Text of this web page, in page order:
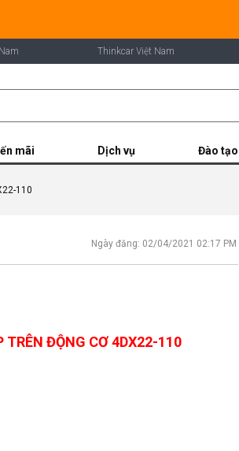
Thinkcar Việt Nam
mãi Dịch vụ Đào tạo
110
Ngày đăng: 02/04/2021 02:17 PM
TRÊN ĐỘNG CƠ 4DX22-110